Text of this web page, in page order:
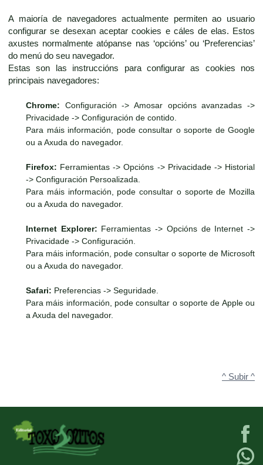
A maioría de navegadores actualmente permiten ao usuario
configurar se desexan aceptar cookies e cáles de elas. Estos
axustes normalmente atópanse nas ‘opcións’ ou ‘Preferencias’
do menú do seu navegador.
Estas son las instruccións para configurar as cookies nos
principais navegadores:
Chrome: Configuración -> Amosar opcións avanzadas ->
Privacidade -> Configuración de contido.
Para máis información, pode consultar o soporte de Google
ou a Axuda do navegador.
Firefox: Ferramientas -> Opcións -> Privacidade -> Historial
-> Configuración Persoalizada.
Para máis información, pode consultar o soporte de Mozilla
ou a Axuda do navegador.
Internet Explorer: Ferramientas -> Opcións de Internet ->
Privacidade -> Configuración.
Para máis información, pode consultar o soporte de Microsoft
ou a Axuda do navegador.
Safari: Preferencias -> Seguridade.
Para máis información, pode consultar o soporte de Apple ou
a Axuda del navegador.
^ Subir ^